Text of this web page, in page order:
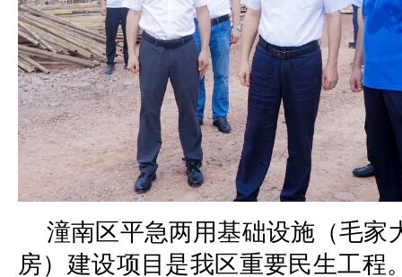
潼南区平急两用基础设施（毛家
房）建设项目是我区重要民生工程